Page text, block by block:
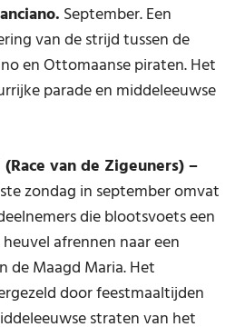
September. Een
van de strijd tussen de
en Ottomaanse piraten. Het
parade en middeleeuwse
van de Zigeuners) –
zondag in september omvat
die blootsvoets een
afrennen naar een
de Maagd Maria. Het
door feestmaaltijden
straten van het